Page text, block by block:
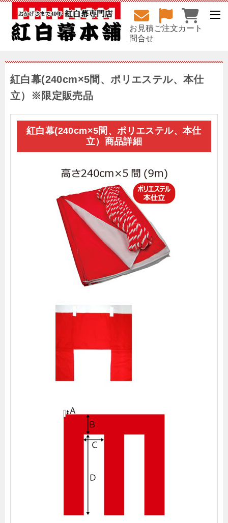
お見積
問合せ
ご注文カート
紅白幕(240cm×5間、ポリエステル、本仕
立）※限定販売品
紅白幕(240cm×5間、ポリエステル、本仕
立）商品詳細